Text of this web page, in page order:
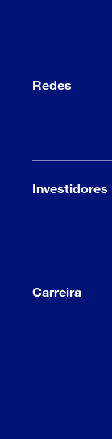
Redes
Investidores
Carreira